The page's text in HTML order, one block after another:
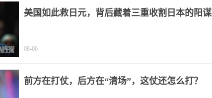
美国如此救日元，背后藏着三重收割日本的阳谋
08-06
前方在打仗，后方在“清场”，这仗还怎么打？